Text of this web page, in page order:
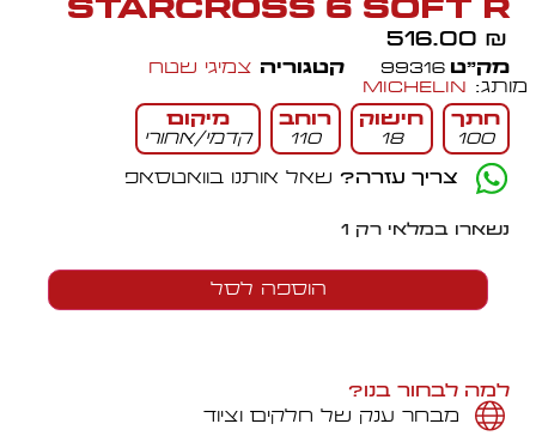
STARCROSS 6 SOFT R
516.00 ₪
מק״ט99316 קטגוריה צמיגי שטח
מותג: Michelin
חתך
100
חישוק
18
רוחב
110
מיקום
קדמי/אחורי
צריך עזרה? שאל אותנו בוואטסאפ
נשארו במלאי רק 1
הוספה לסל
למה לבחור בנו?
מבחר ענק של חלקים וציוד